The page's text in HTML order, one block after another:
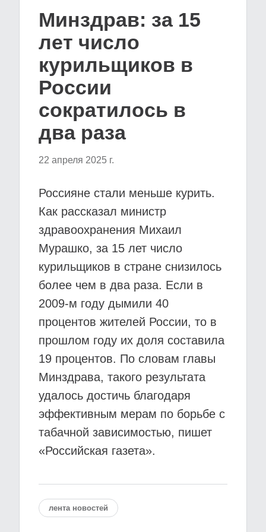
Минздрав: за 15
лет число
курильщиков в
России
сократилось в
два раза
22 апреля 2025 г.
Россияне стали меньше курить.
Как рассказал министр
здравоохранения Михаил
Мурашко, за 15 лет число
курильщиков в стране снизилось
более чем в два раза. Если в
2009-м году дымили 40
процентов жителей России, то в
прошлом году их доля составила
19 процентов. По словам главы
Минздрава, такого результата
удалось достичь благодаря
эффективным мерам по борьбе с
табачной зависимостью, пишет
«Российская газета».
лента новостей